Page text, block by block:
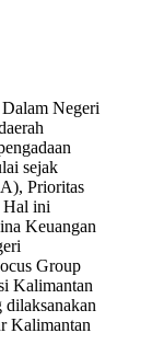
Negeri
sejak
Prioritas
Hal ini
Keuangan
Group
Kalimantan
dilaksanakan
Kalimantan